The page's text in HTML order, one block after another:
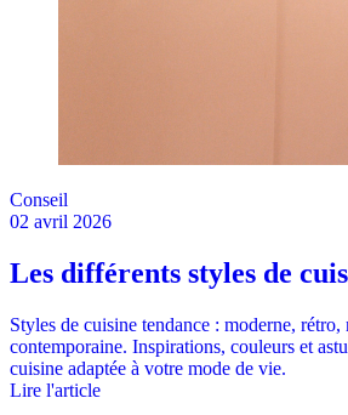
Conseil
02 avril 2026
Les différents styles de
Styles de cuisine tendance : moderne, rétro,
contemporaine. Inspirations, couleurs et
cuisine adaptée à votre mode de vie.
Lire l'article